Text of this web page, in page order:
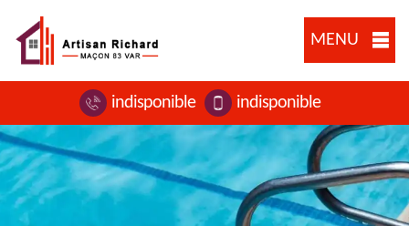
MENU
indisponible indisponible